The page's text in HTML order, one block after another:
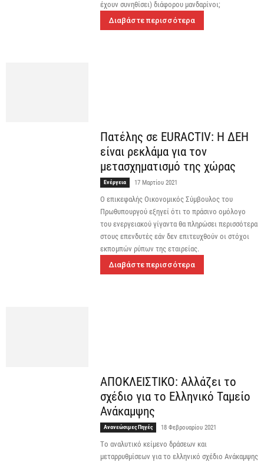
έχουν συνηθίσει) διάφορου μανδαρίνοι;
Διαβάστε περισσότερα
Πατέλης σε EURACTIV: Η ΔΕΗ
είναι ρεκλάμα για τον
μετασχηματισμό της χώρας
Ενέργεια 17 Μαρτίου 2021
O επικεφαλής Οικονομικός Σύμβουλος του
Πρωθυπουργού εξηγεί ότι το πράσινο ομόλογο
του ενεργειακού γίγαντα θα πληρώσει περισσότερα
στους επενδυτές εάν δεν επιτευχθούν οι στόχοι
εκπομπών ρύπων της εταιρείας.
Διαβάστε περισσότερα
ΑΠΟΚΛΕΙΣΤΙΚΟ: Αλλάζει το
σχέδιο για το Ελληνικό Ταμείο
Ανάκαμψης
Ανανεώσιμες Πηγές 18 Φεβρουαρίου 2021
Tο αναλυτικό κείμενο δράσεων και
μεταρρυθμίσεων για το ελληνικό σχέδιο Ανάκαμψης